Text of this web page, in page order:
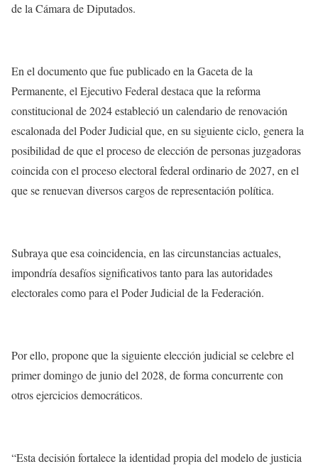
de la Cámara de Diputados.
En el documento que fue publicado en la Gaceta de la
Permanente, el Ejecutivo Federal destaca que la reforma
constitucional de 2024 estableció un calendario de renovación
escalonada del Poder Judicial que, en su siguiente ciclo, genera la
posibilidad de que el proceso de elección de personas juzgadoras
coincida con el proceso electoral federal ordinario de 2027, en el
que se renuevan diversos cargos de representación política.
Subraya que esa coincidencia, en las circunstancias actuales,
impondría desafíos significativos tanto para las autoridades
electorales como para el Poder Judicial de la Federación.
Por ello, propone que la siguiente elección judicial se celebre el
primer domingo de junio del 2028, de forma concurrente con
otros ejercicios democráticos.
“Esta decisión fortalece la identidad propia del modelo de justicia